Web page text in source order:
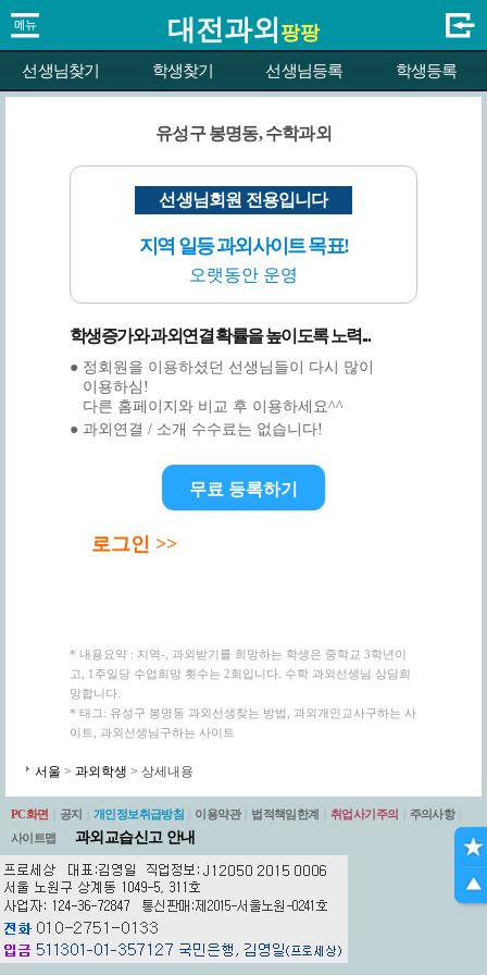
대전과외 팡팡
선생님찾기 학생찾기 선생님등록 학생등록
유성구 봉명동, 수학과외
선생님회원 전용입니다
지역 일등 과외사이트 목표!
오랫동안 운영
학생증가와 과외연결 확률을 높이도록 노력...
● 정회원을 이용하셨던 선생님들이 다시 많이
이용하심!
다른 홈페이지와 비교 후 이용하세요^^
● 과외연결 / 소개 수수료는 없습니다!
무료 등록하기
로그인 >>
* 내용요약 : 지역-, 과외받기를 희망하는 학생은 중학교 3학년이
고, 1주일당 수업희망 횟수는 2회입니다. 수학 과외선생님 상담희
망합니다.
* 태그: 유성구 봉명동 과외선생찾는 방법, 과외개인교사구하는 사
이트, 과외선생님구하는 사이트
서울 > 과외학생 > 상세내용
PC화면 공지 개인정보취급방침 이용약관 법적책임한계 취업사기주의 주의사항
사이트맵
과외교습신고 안내